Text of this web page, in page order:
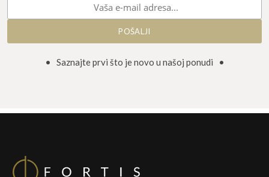
• Saznajte prvi što je novo u našoj ponudi •